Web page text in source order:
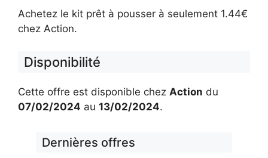
Achetez le kit prêt à pousser à seulement 1.44€
chez Action.
Disponibilité
Cette offre est disponible chez Action du
07/02/2024 au 13/02/2024.
Dernières offres